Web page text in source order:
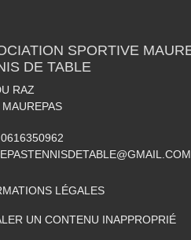
SPORTIVE
DE TABLE
RAZ
MAUREPAS
0616350962
LÉGALES
UN CONTENU INAPPROPRIÉ